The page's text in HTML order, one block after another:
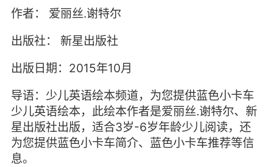
作者：
爱丽丝.谢特尔
出版社：
新星出版社
出版日期：2015年10月
导语：少儿英语绘本频道，为您提供蓝色小卡车
少儿英语绘本，此绘本作者是爱丽丝.谢特尔、新
星出版社出版，适合3岁-6岁年龄少儿阅读，还
为您提供蓝色小卡车简介、蓝色小卡车推荐等信
息。